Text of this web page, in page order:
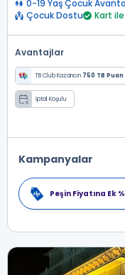
0-19 Yaş Çocuk
Çocuk Dostu
Kart
Avantajlar
TB Club Kazancın 750 TB Puan
İptal Koşulu
Kampanyalar
Peşin Fiyatına Ek